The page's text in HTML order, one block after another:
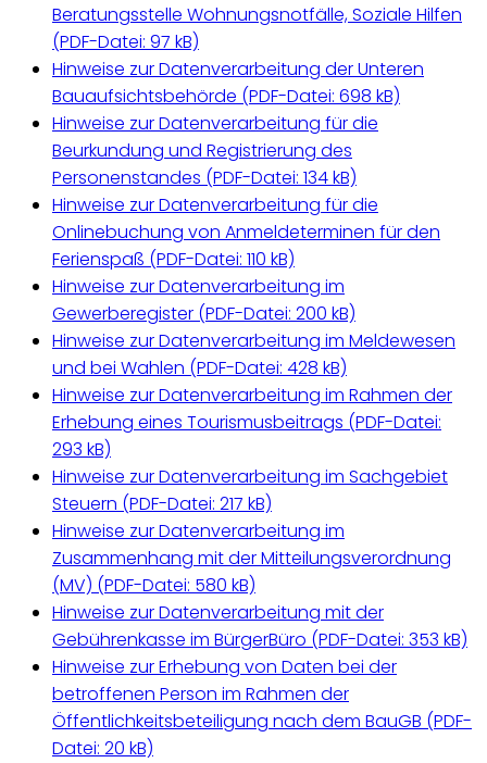
Beratungsstelle Wohnungsnotfälle, Soziale Hilfen
(PDF-Datei: 97 kB)
Hinweise zur Datenverarbeitung der Unteren
Bauaufsichtsbehörde (PDF-Datei: 698 kB)
Hinweise zur Datenverarbeitung für die
Beurkundung und Registrierung des
Personenstandes (PDF-Datei: 134 kB)
Hinweise zur Datenverarbeitung für die
Onlinebuchung von Anmeldeterminen für den
Ferienspaß (PDF-Datei: 110 kB)
Hinweise zur Datenverarbeitung im
Gewerberegister (PDF-Datei: 200 kB)
Hinweise zur Datenverarbeitung im Meldewesen
und bei Wahlen (PDF-Datei: 428 kB)
Hinweise zur Datenverarbeitung im Rahmen der
Erhebung eines Tourismusbeitrags (PDF-Datei:
293 kB)
Hinweise zur Datenverarbeitung im Sachgebiet
Steuern (PDF-Datei: 217 kB)
Hinweise zur Datenverarbeitung im
Zusammenhang mit der Mitteilungsverordnung
(MV) (PDF-Datei: 580 kB)
Hinweise zur Datenverarbeitung mit der
Gebührenkasse im BürgerBüro (PDF-Datei: 353 kB)
Hinweise zur Erhebung von Daten bei der
betroffenen Person im Rahmen der
Öffentlichkeitsbeteiligung nach dem BauGB (PDF-
Datei: 20 kB)